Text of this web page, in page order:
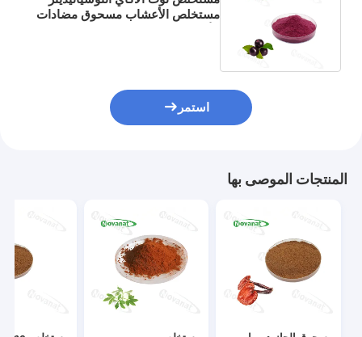
مستخلص الأعشاب مسحوق مضادات
استمر
المنتجات الموصى بها